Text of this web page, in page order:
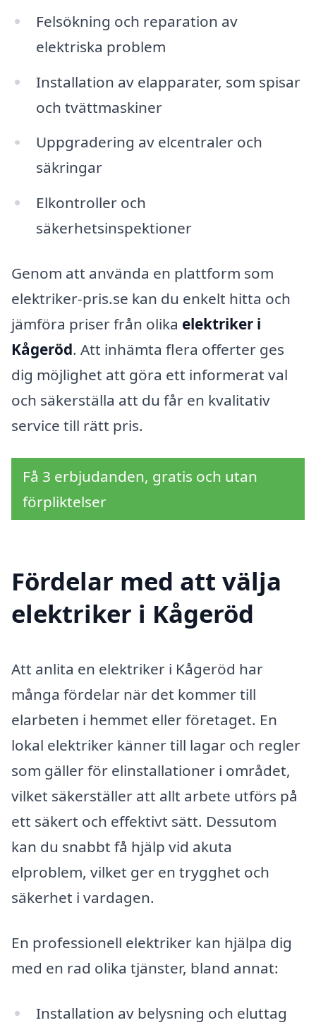
Felsökning och reparation av
elektriska problem
Installation av elapparater, som spisar
och tvättmaskiner
Uppgradering av elcentraler och
säkringar
Elkontroller och
säkerhetsinspektioner
Genom att använda en plattform som
elektriker-pris.se kan du enkelt hitta och
jämföra priser från olika elektriker i
Kågeröd. Att inhämta flera offerter ges
dig möjlighet att göra ett informerat val
och säkerställa att du får en kvalitativ
service till rätt pris.
Få 3 erbjudanden, gratis och utan
förpliktelser
Fördelar med att välja
elektriker i Kågeröd
Att anlita en elektriker i Kågeröd har
många fördelar när det kommer till
elarbeten i hemmet eller företaget. En
lokal elektriker känner till lagar och regler
som gäller för elinstallationer i området,
vilket säkerställer att allt arbete utförs på
ett säkert och effektivt sätt. Dessutom
kan du snabbt få hjälp vid akuta
elproblem, vilket ger en trygghet och
säkerhet i vardagen.
En professionell elektriker kan hjälpa dig
med en rad olika tjänster, bland annat:
Installation av belysning och eluttag